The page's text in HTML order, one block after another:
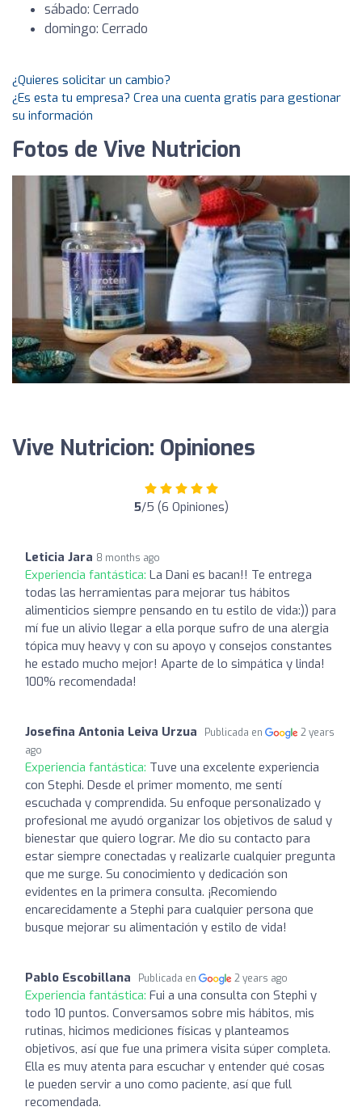
sábado: Cerrado
domingo: Cerrado
¿Quieres solicitar un cambio?
¿Es esta tu empresa? Crea una cuenta gratis para gestionar
su información
Fotos de Vive Nutricion
Vive Nutricion: Opiniones
5/5 (6 Opiniones)
Leticia Jara 8 months ago
Experiencia fantástica: La Dani es bacan!! Te entrega
todas las herramientas para mejorar tus hábitos
alimenticios siempre pensando en tu estilo de vida:)) para
mí fue un alivio llegar a ella porque sufro de una alergia
tópica muy heavy y con su apoyo y consejos constantes
he estado mucho mejor! Aparte de lo simpática y linda!
100% recomendada!
Josefina Antonia Leiva Urzua Publicada en
2 years
ago
Experiencia fantástica: Tuve una excelente experiencia
con Stephi. Desde el primer momento, me sentí
escuchada y comprendida. Su enfoque personalizado y
profesional me ayudó organizar los objetivos de salud y
bienestar que quiero lograr. Me dio su contacto para
estar siempre conectadas y realizarle cualquier pregunta
que me surge. Su conocimiento y dedicación son
evidentes en la primera consulta. ¡Recomiendo
encarecidamente a Stephi para cualquier persona que
busque mejorar su alimentación y estilo de vida!
Pablo Escobillana Publicada en 2 years ago
Experiencia fantástica: Fui a una consulta con Stephi y
todo 10 puntos. Conversamos sobre mis hábitos, mis
rutinas, hicimos mediciones físicas y planteamos
objetivos, así que fue una primera visita súper completa.
Ella es muy atenta para escuchar y entender qué cosas
le pueden servir a uno como paciente, así que full
recomendada.